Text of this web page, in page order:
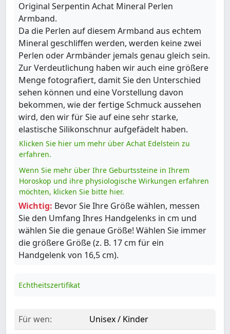
Original Serpentin Achat Mineral Perlen
Armband.
Da die Perlen auf diesem Armband aus echtem
Mineral geschliffen werden, werden keine zwei
Perlen oder Armbänder jemals genau gleich sein.
Zur Verdeutlichung haben wir auch eine größere
Menge fotografiert, damit Sie den Unterschied
sehen können und eine Vorstellung davon
bekommen, wie der fertige Schmuck aussehen
wird, den wir für Sie auf eine sehr starke,
elastische Silikonschnur aufgefädelt haben.
Klicken Sie hier um mehr über Achat Edelstein zu
erfahren.
Wenn Sie mehr über Ihre Geburtssteine in Ihrem
Horoskop und ihre physiologische Wirkungen erfahren
möchten, klicken Sie bitte hier.
Wichtig: Bevor Sie Ihre Größe wählen, messen
Sie den Umfang Ihres Handgelenks in cm und
wählen Sie die genaue Größe! Wählen Sie immer
die größere Größe (z. B. 17 cm für ein
Handgelenk von 16,5 cm).
Echtheitszertifikat
Für wen:
Unisex / Kinder